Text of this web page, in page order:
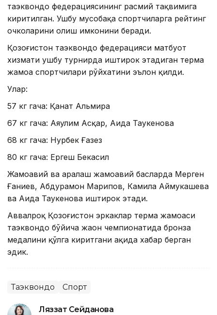
таэквондо федерациясининг расмий тақвимига
киритилган. Ушбу мусобақа спортчиларга рейтинг
очколарини олиш имконини беради.
Қозоғистон таэквондо федерацияси матбуот
хизмати ушбу турнирда иштирок этадиган терма
жамоа спортчилари рўйхатини эълон қилди.
Улар:
57 кг гача: Қанат Альмира
67 кг гача: Аяулим Асқар, Аида Таукенова
68 кг гача: Нурбек Ғазез
80 кг гача: Ергеш Бекасил
Жамоавий ва аралаш жамоавий баҳсларда Мерген
Ғаниев, Абдураҳмон Марипов, Камила Аймукашева
ва Аида Таукенова иштирок этади.
Аввалроқ Қозоғистон эркаклар терма жамоаси
таэквондо бўйича жаҳон чемпионатида бронза
медалини қўлга киритгани ҳақида хабар берган
эдик.
Таэквондо Спорт
Ляззат Сейданова